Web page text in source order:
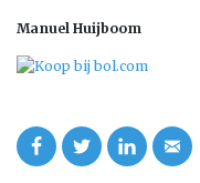
Manuel Huijboom